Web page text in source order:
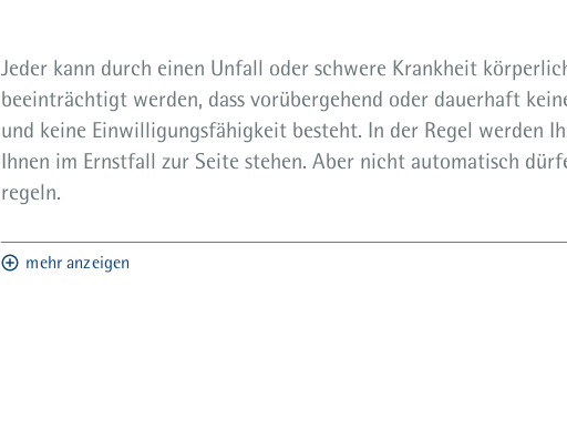
Jeder kann durch einen Unfall oder schwere Krankheit
beeinträchtigt werden, dass vorübergehend oder dauerhaft
und keine Einwilligungsfähigkeit besteht. In der Regel werden
Ihnen im Ernstfall zur Seite stehen. Aber nicht automatisch
regeln.
mehr anzeigen